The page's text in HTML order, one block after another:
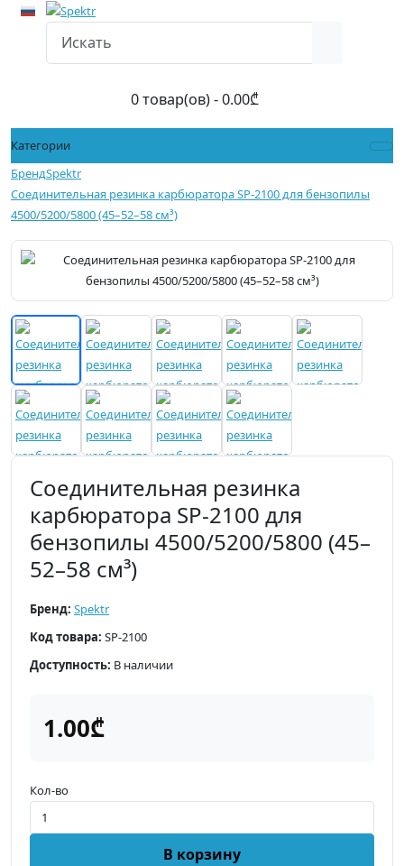
0 товар(ов) - 0.00₾
Категории
БрендSpektr
Соединительная резинка карбюратора SP-2100 для бензопилы
4500/5200/5800 (45–52–58 см³)
Соединительная резинка
карбюратора SP-2100 для
бензопилы 4500/5200/5800 (45–
52–58 см³)
Бренд: Spektr
Код товара: SP-2100
Доступность: В наличии
1.00₾
Кол-во
В корзину